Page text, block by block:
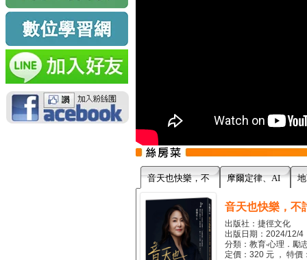
音天也快樂，不 摩爾定律、AI
音天也快樂，不
出版社：捷徑文化
出版日期：2024/12/4
分類：教育‧心理．勵
定價：320 元 ， 特價